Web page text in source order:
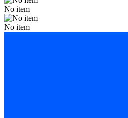
No item
No item